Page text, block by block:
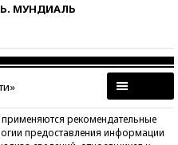
МУНДИАЛЬ
рекомендательные
предоставления информации